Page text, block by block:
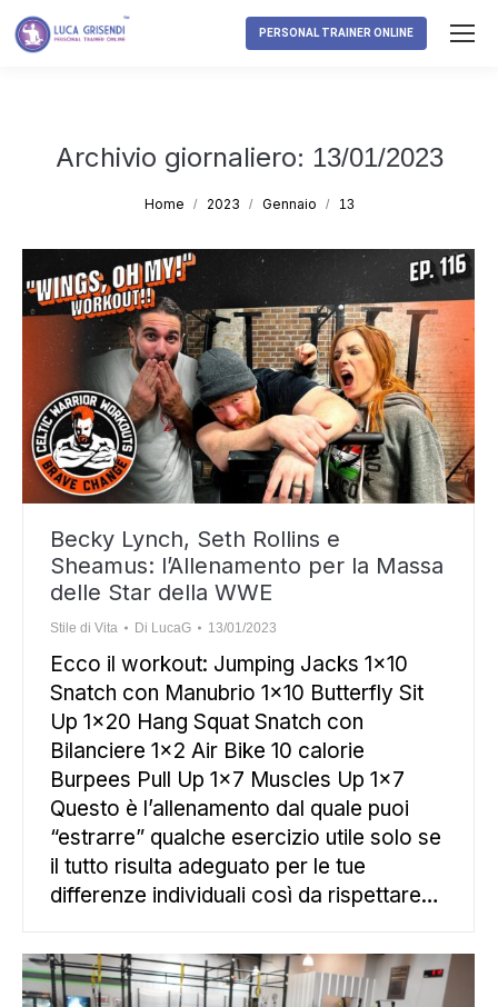
PERSONAL TRAINER ONLINE
Archivio giornaliero: 13/01/2023
Tu sei qui:
Home 2023 Gennaio 13
Becky Lynch, Seth Rollins e
Sheamus: l’Allenamento per la Massa
delle Star della WWE
Stile di Vita Di LucaG 13/01/2023
Ecco il workout: Jumping Jacks 1×10
Snatch con Manubrio 1×10 Butterfly Sit
Up 1×20 Hang Squat Snatch con
Bilanciere 1×2 Air Bike 10 calorie
Burpees Pull Up 1×7 Muscles Up 1×7
Questo è l’allenamento dal quale puoi
“estrarre” qualche esercizio utile solo se
il tutto risulta adeguato per le tue
differenze individuali così da rispettare…